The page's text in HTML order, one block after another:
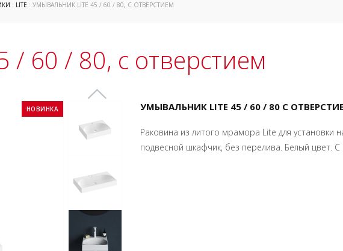
: LITE : УМЫВАЛЬНИК LITE 45 / 60 / 80, С ОТВЕРСТИЕМ
60 / 80, с отверстием
НОВИНКА УМЫВАЛЬНИК LITE 45 / 60 / 80 С
Раковина из литого мрамора Lite для установки
подвесной шкафчик, без перелива. Белый цвет.